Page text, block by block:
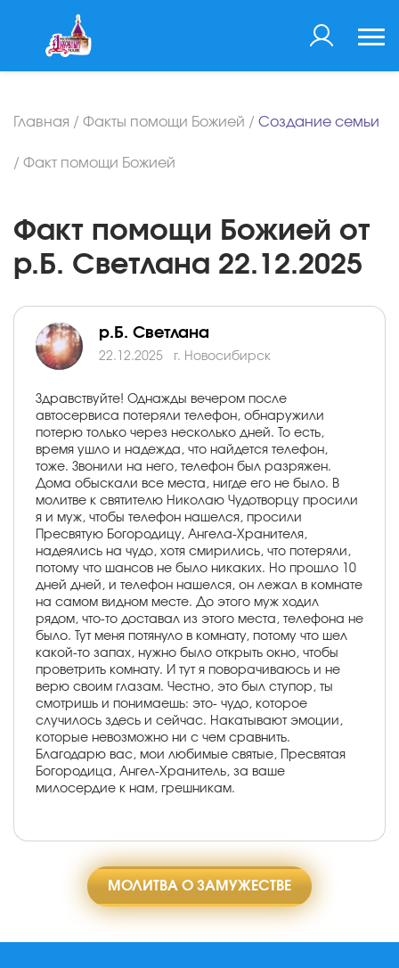
Главная / Факты помощи Божией / Создание семьи
/ Факт помощи Божией
Факт помощи Божией от
р.Б. Светлана 22.12.2025
р.Б. Светлана
22.12.2025 г. Новосибирск
Здравствуйте! Однажды вечером после
автосервиса потеряли телефон, обнаружили
потерю только через несколько дней. То есть,
время ушло и надежда, что найдется телефон,
тоже. Звонили на него, телефон был разряжен.
Дома обыскали все места, нигде его не было. В
молитве к святителю Николаю Чудотворцу просили
я и муж, чтобы телефон нашелся, просили
Пресвятую Богородицу, Ангела-Хранителя,
надеялись на чудо, хотя смирились, что потеряли,
потому что шансов не было никаких. Но прошло 10
дней дней, и телефон нашелся, он лежал в комнате
на самом видном месте. До этого муж ходил
рядом, что-то доставал из этого места, телефона не
было. Тут меня потянуло в комнату, потому что шел
какой-то запах, нужно было открыть окно, чтобы
проветрить комнату. И тут я поворачиваюсь и не
верю своим глазам. Честно, это был ступор, ты
смотришь и понимаешь: это- чудо, которое
случилось здесь и сейчас. Накатывают эмоции,
которые невозможно ни с чем сравнить.
Благодарю вас, мои любимые святые, Пресвятая
Богородица, Ангел-Хранитель, за ваше
милосердие к нам, грешникам.
МОЛИТВА О ЗАМУЖЕСТВЕ